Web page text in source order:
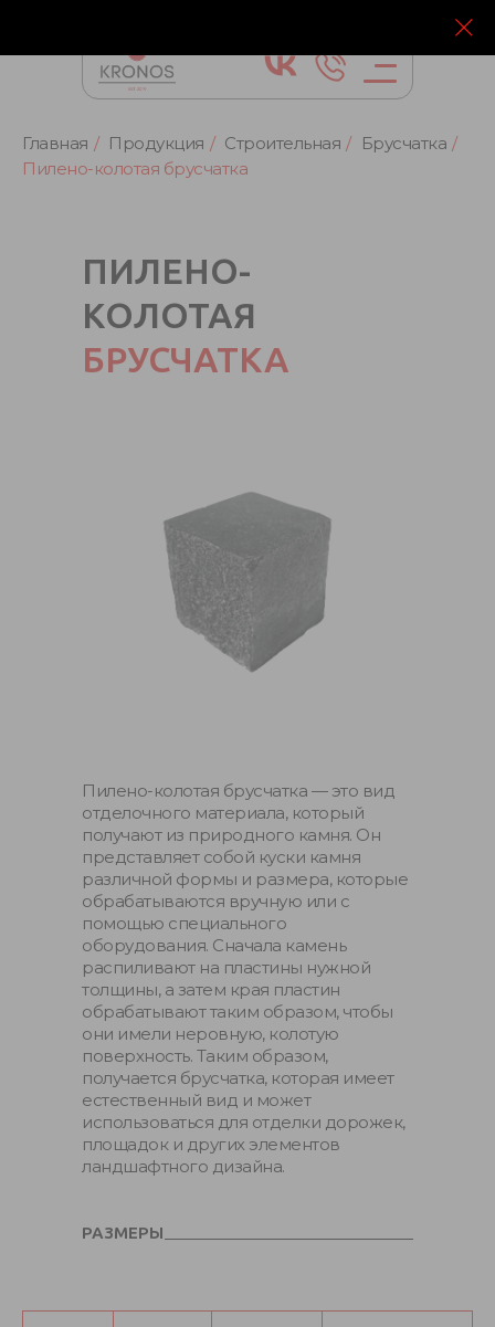
Главная / Продукция / Строительная / Брусчатка /
Пилено-колотая брусчатка
ПИЛЕНО-
КОЛОТАЯ
БРУСЧАТКА
Пилено-колотая брусчатка — это вид
отделочного материала, который
получают из природного камня. Он
представляет собой куски камня
различной формы и размера, которые
обрабатываются вручную или с
помощью специального
оборудования. Сначала камень
распиливают на пластины нужной
толщины, а затем края пластин
обрабатывают таким образом, чтобы
они имели неровную, колотую
поверхность. Таким образом,
получается брусчатка, которая имеет
естественный вид и может
использоваться для отделки дорожек,
площадок и других элементов
ландшафтного дизайна.
РАЗМЕРЫ